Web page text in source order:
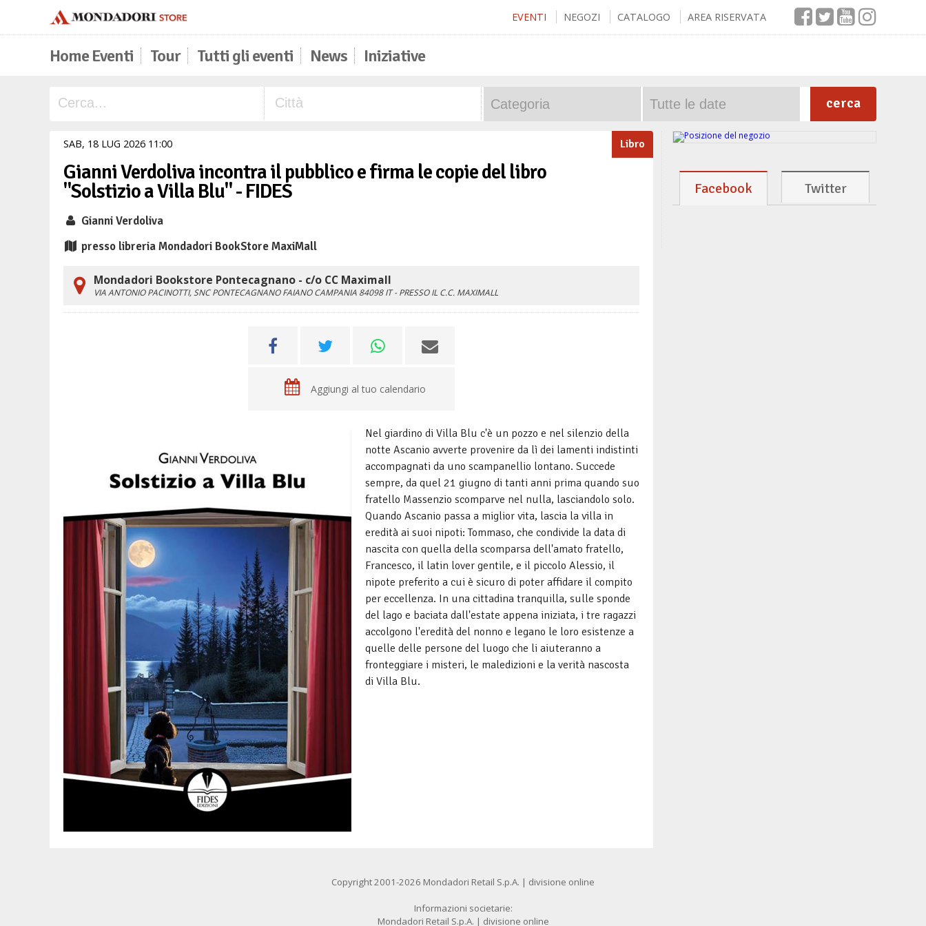
EVENTI NEGOZI CATALOGO AREA RISERVATA
Home Eventi Tour Tutti gli eventi News Iniziative
cerca
Libro
SAB, 18 LUG 2026 11 00
Gianni Verdoliva incontra il pubblico e firma le copie del libro
"Solstizio a Villa Blu" - FIDES
Gianni Verdoliva
presso libreria Mondadori BookStore MaxiMall
Mondadori Bookstore Pontecagnano - c/o CC Maximall
VIA ANTONIO PACINOTTI, SNCPONTECAGNANO FAIANO CAMPANIA 84098 IT - PRESSO IL C.C. MAXIMALL
Aggiungi al tuo calendario
Nel giardino di Villa Blu c'è un pozzo e nel silenzio della
notte Ascanio avverte provenire da lì dei lamenti indistinti
accompagnati da uno scampanellio lontano. Succede
sempre, da quel 21 giugno di tanti anni prima quando suo
fratello Massenzio scomparve nel nulla, lasciandolo solo.
Quando Ascanio passa a miglior vita, lascia la villa in
eredità ai suoi nipoti: Tommaso, che condivide la data di
nascita con quella della scomparsa dell'amato fratello,
Francesco, il latin lover gentile, e il piccolo Alessio, il
nipote preferito a cui è sicuro di poter affidare il compito
per eccellenza. In una cittadina tranquilla, sulle sponde
del lago e baciata dall'estate appena iniziata, i tre ragazzi
accolgono l'eredità del nonno e legano le loro esistenze a
quelle delle persone del luogo che li aiuteranno a
fronteggiare i misteri, le maledizioni e la verità nascosta
di Villa Blu.
Facebook Twitter
Copyright 2001-2026 Mondadori Retail S.p.A. | divisione online
Informazioni societarie:
Mondadori Retail S.p.A. | divisione online